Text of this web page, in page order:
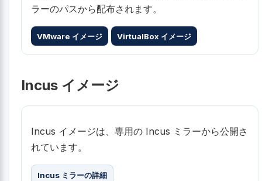
ラーのパスから配布されます。
VMware イメージ VirtualBox イメージ
Incus イメージ
Incus イメージは、専用の Incus ミラーから公開さ
れています。
Incus ミラーの詳細